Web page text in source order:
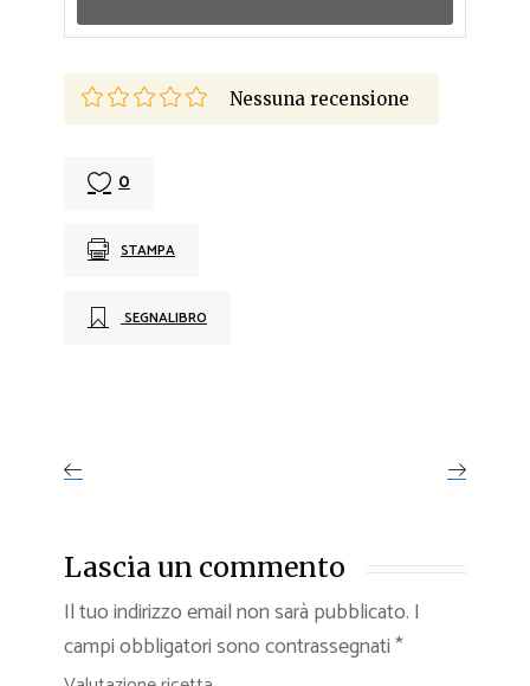
Nessuna recensione
0
STAMPA
SEGNALIBRO
Lascia un commento
Il tuo indirizzo email non sarà pubblicato. I
campi obbligatori sono contrassegnati*